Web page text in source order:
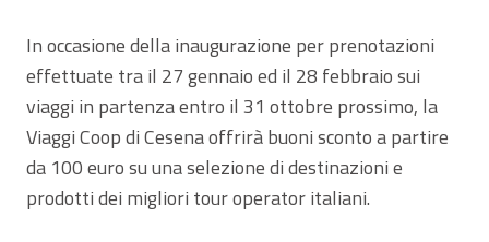
In occasione della inaugurazione per prenotazioni
effettuate tra il 27 gennaio ed il 28 febbraio sui
viaggi in partenza entro il 31 ottobre prossimo, la
Viaggi Coop di Cesena offrirà buoni sconto a partire
da 100 euro su una selezione di destinazioni e
prodotti dei migliori tour operator italiani.